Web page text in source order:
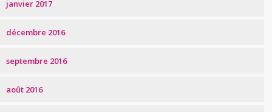
janvier 2017
décembre 2016
septembre 2016
août 2016